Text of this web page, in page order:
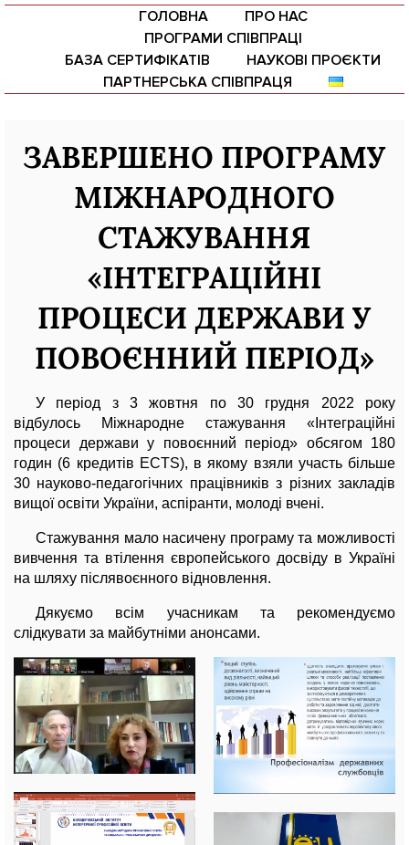
ГОЛОВНА
ПРО НАС
ПРОГРАМИ СПІВПРАЦІ
БАЗА СЕРТИФІКАТІВ
НАУКОВІ ПРОЄКТИ
ПАРТНЕРСЬКА СПІВПРАЦЯ
ЗАВЕРШЕНО ПРОГРАМУ
МІЖНАРОДНОГО
СТАЖУВАННЯ
«ІНТЕГРАЦІЙНІ
ПРОЦЕСИ ДЕРЖАВИ У
ПОВОЄННИЙ ПЕРІОД»
У період з 3 жовтня по 30 грудня 2022 року
відбулось Міжнародне стажування «Інтеграційні
процеси держави у повоєнний період» обсягом 180
годин (6 кредитів ECTS), в якому взяли участь більше
30 науково-педагогічних працівників з різних закладів
вищої освіти України, аспіранти, молоді вчені.
Стажування мало насичену програму та можливості
вивчення та втілення європейського досвіду в Україні
на шляху післявоєнного відновлення.
Дякуємо всім учасникам та рекомендуємо
слідкувати за майбутніми анонсами.
Ваше ім'я
Ваш email
Ваше повідомлення (необов'язково)